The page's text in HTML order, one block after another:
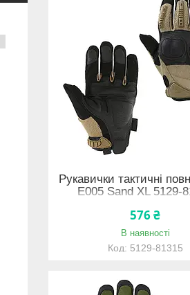
Рукавички тактичні
E005 Sand XL 5129-
576 ₴
В наявності
5129-81315